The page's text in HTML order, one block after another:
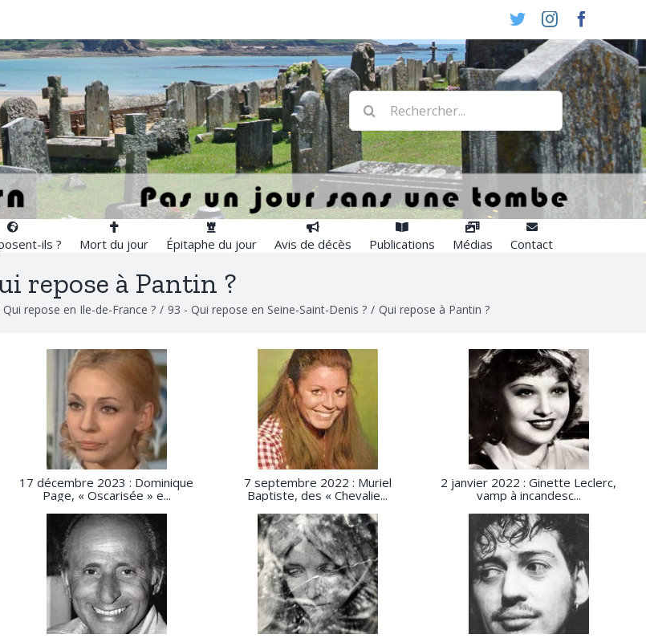
TwitterInstagram
Rechercher:
ils ? Mort du jour Épitaphe du jour Avis de décès Publications Médias Contact
repose à Pantin ?
Qui repose en Ile-de-France ? / 93 - Qui repose en Seine-Saint-Denis ? / Qui repose à Pantin ?
17 décembre 2023 : Dominique
Page, « Oscarisée » e...
7 septembre 2022 : Muriel
Baptiste, des « Chevalie...
2 janvier 2022 : Ginette Leclerc,
vamp à incandesc...